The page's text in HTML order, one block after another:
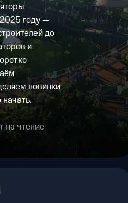
году —
до
и
новинки
на чтение